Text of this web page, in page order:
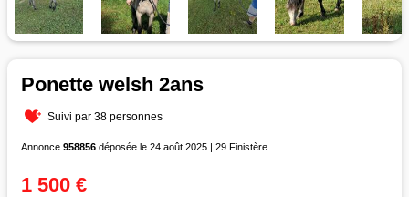
Ponette welsh 2ans
Suivi par 38 personnes
Annonce 958856 déposée le 24 août 2025 | 29 Finistère
1 500 €